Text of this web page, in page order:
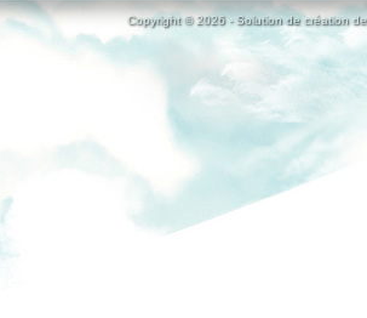
Copyright © 2026 - Solution de création